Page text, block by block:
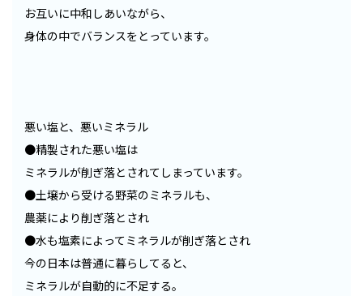
お互いに中和しあいながら、
身体の中でバランスをとっています。
悪い塩と、悪いミネラル
●精製された悪い塩は
ミネラルが削ぎ落とされてしまっています。
●土壌から受ける野菜のミネラルも、
農薬により削ぎ落とされ
●水も塩素によってミネラルが削ぎ落とされ
今の日本は普通に暮らしてると、
ミネラルが自動的に不足する。